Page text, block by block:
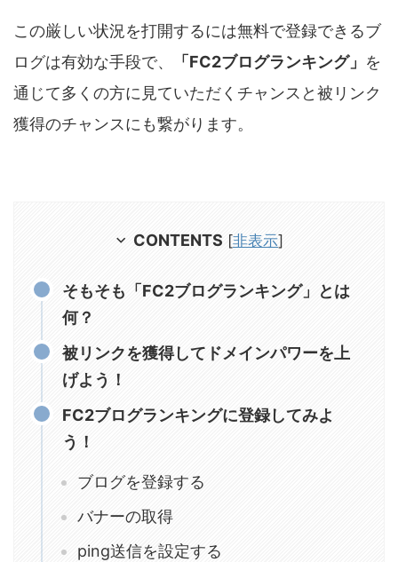
この厳しい状況を打開するには無料で登録できるブ
ログは有効な手段で、
「FC2ブログランキング」 を
通じて多くの方に見ていただくチャンスと被リンク
獲得のチャンスにも繋がります。
CONTENTS [非表示]
そもそも「FC2ブログランキング」とは
何？
被リンクを獲得してドメインパワーを上
げよう！
FC2ブログランキングに登録してみよ
う！
ブログを登録する
バナーの取得
ping送信を設定する